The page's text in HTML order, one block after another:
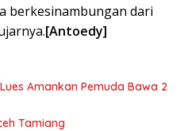
berkesinambungan dari
[Antoedy]
Amankan Pemuda Bawa 2
Tamiang